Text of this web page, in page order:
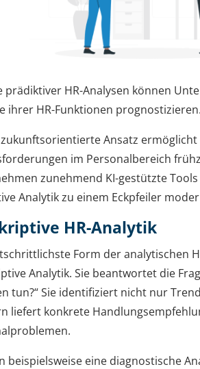
prädiktiver HR-Analysen können
ihrer HR-Funktionen
Ansatz
im Personalbereich
zunehmend KI-gestützte
Analytik zu einem Eckpfeiler
HR-Analytik
Form der analytischen
Analytik. Sie beantwortet die
tun?“ Sie identifiziert nicht nur
liefert konkrete
beispielsweise eine diagnostische